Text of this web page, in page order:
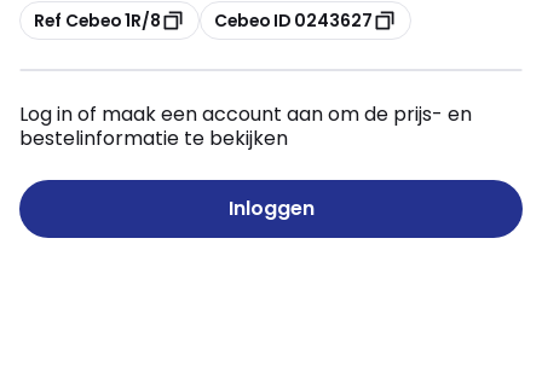
Kopiëren
Ref Cebeo 1R/8 Kopiëren
Cebeo ID 0243627
Log in of maak een account aan om de prijs- en
bestelinformatie te bekijken
Inloggen